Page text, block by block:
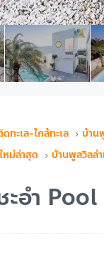
ทะเล-ใกล้ทะเล
บ้าน
หม่ล่าสุด
บ้านพูลวิลล่
อำ